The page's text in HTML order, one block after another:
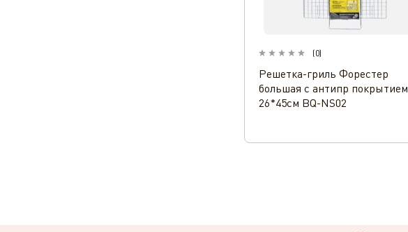
(0)
Решетка-гриль Форестер
большая с антипр покрытием
26*45см BQ-NS02